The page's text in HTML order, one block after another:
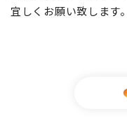
宜しくお願い致します。